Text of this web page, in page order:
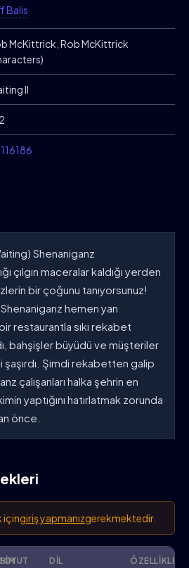
Balis
McKittrick, Rob McKittrick
II
Shenaniganz
çılgın maceralar kaldığı yerden
bir çoğunu tanıyorsunuz!
hemen yan
restaurantla sıkı rekabet
bahşişler büyüdü ve müşteriler
Şimdi rekabetten galip
çalışanları halka şehrin en
yaptığını hatırlatmak zorunda
önce.
içingiriş yapmanızgerekmektedir.
DIL ÖZELLIKLER